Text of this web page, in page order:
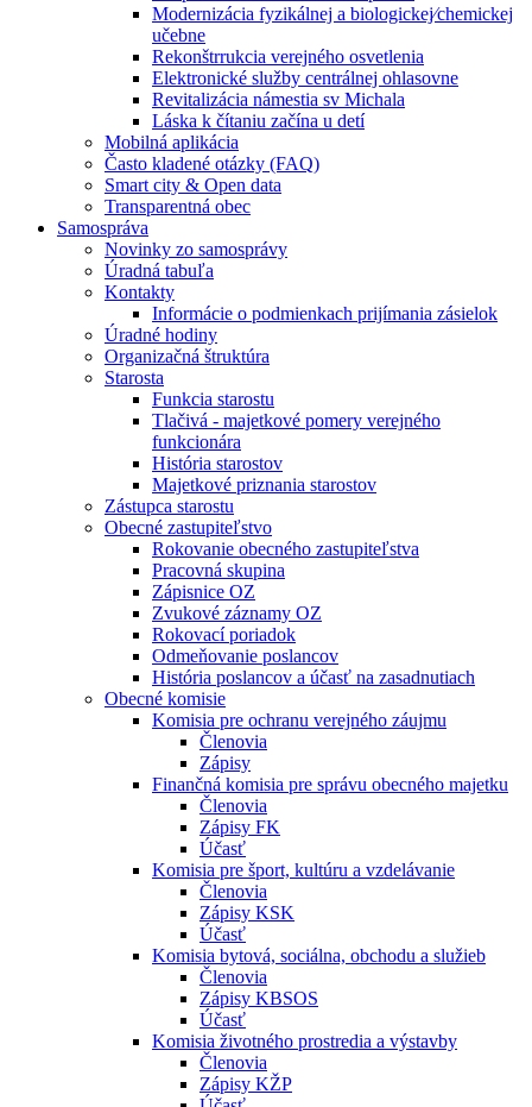
Modernizácia fyzikálnej a biologickej⁄chemickej
učebne
Rekonštrrukcia verejného osvetlenia
Elektronické služby centrálnej ohlasovne
Revitalizácia námestia sv Michala
Láska k čítaniu začína u detí
Mobilná aplikácia
Často kladené otázky (FAQ)
Smart city & Open data
Transparentná obec
Samospráva
Novinky zo samosprávy
Úradná tabuľa
Kontakty
Informácie o podmienkach prijímania zásielok
Úradné hodiny
Organizačná štruktúra
Starosta
Funkcia starostu
Tlačivá - majetkové pomery verejného
funkcionára
História starostov
Majetkové priznania starostov
Zástupca starostu
Obecné zastupiteľstvo
Rokovanie obecného zastupiteľstva
Pracovná skupina
Zápisnice OZ
Zvukové záznamy OZ
Rokovací poriadok
Odmeňovanie poslancov
História poslancov a účasť na zasadnutiach
Obecné komisie
Komisia pre ochranu verejného záujmu
Členovia
Zápisy
Finančná komisia pre správu obecného majetku
Členovia
Zápisy FK
Účasť
Komisia pre šport, kultúru a vzdelávanie
Členovia
Zápisy KSK
Účasť
Komisia bytová, sociálna, obchodu a služieb
Členovia
Zápisy KBSOS
Účasť
Komisia životného prostredia a výstavby
Členovia
Zápisy KŽP